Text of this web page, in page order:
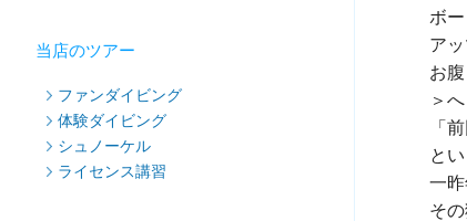
当店のツアー
ファンダイビング
体験ダイビング
シュノーケル
ライセンス講習
ボ
ア
お
＞へ
「
と
一
そ